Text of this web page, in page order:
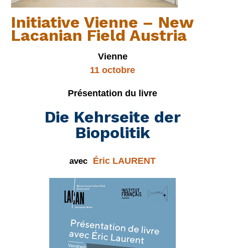
Initiative Vienne – New
Lacanian Field Austria
Vienne
11 octobre
Présentation du livre
Die Kehrseite der
Biopolitik
avec Éric LAURENT